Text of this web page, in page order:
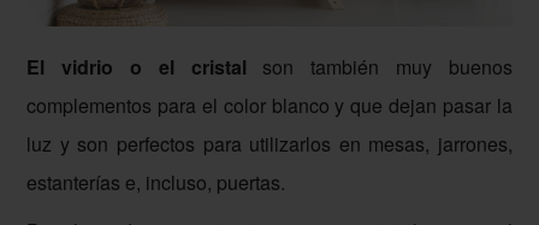
El vidrio o el cristal son también muy buenos
complementos para el color blanco y que dejan pasar la
luz y son perfectos para utilizarlos en mesas, jarrones,
estanterías e, incluso, puertas.